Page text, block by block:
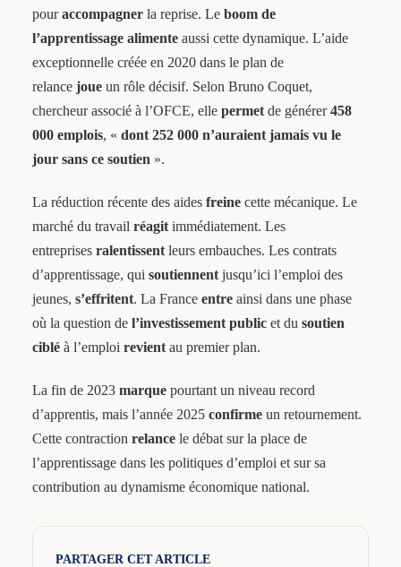
pouraccompagnerla reprise. Le boom de
l’apprentissage alimenteaussi cette dynamique. L’aide
exceptionnelle créée en 2020 dans le plan de
relance joueun rôle décisif. Selon Bruno Coquet,
chercheur associé à l’OFCE, elle permetde générer458
000 emplois, « dont 252 000 n’auraient jamais vu le
jour sans ce soutien ».
La réduction récente des aides freinecette mécanique. Le
marché du travail réagitimmédiatement. Les
entreprises ralentissentleurs embauches. Les contrats
d’apprentissage, qui soutiennentjusqu’ici l’emploi des
jeunes, s’effritent. La France entreainsi dans une phase
où la question de l’investissement publicet du soutien
cibléà l’emploi revientau premier plan.
La fin de 2023 marquepourtant un niveau record
d’apprentis, mais l’année 2025 confirmeun retournement.
Cette contraction relancele débat sur la place de
l’apprentissage dans les politiques d’emploi et sur sa
contribution au dynamisme économique national.
PARTAGER CET ARTICLE